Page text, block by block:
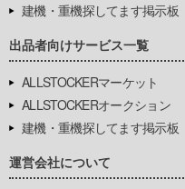
建機・重機探してます掲示板
出品者向けサービス一覧
ALLSTOCKERマーケット
ALLSTOCKERオークション
建機・重機探してます掲示板
運営会社について